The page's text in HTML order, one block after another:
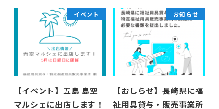
イベント
【イベント】五島 島空
マルシェに出店します！
お知らせ
【おしらせ】長崎県に福
祉用具貸与・販売事業所